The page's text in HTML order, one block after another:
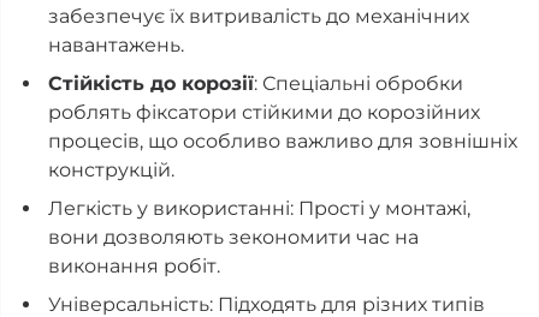
забезпечує їх витривалість до механічних
навантажень.
Стійкість до корозії: Спеціальні обробки
роблять фіксатори стійкими до корозійних
процесів, що особливо важливо для зовнішніх
конструкцій.
Легкість у використанні: Прості у монтажі,
вони дозволяють зекономити час на
виконання робіт.
Універсальність: Підходять для різних типів